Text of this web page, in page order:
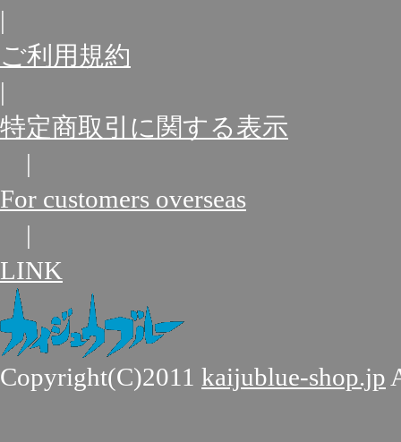
|
ご利用規約
|
特定商取引に関する表示
|
For customers overseas
|
LINK
Copyright(C)2011 kaijublue-shop.jp